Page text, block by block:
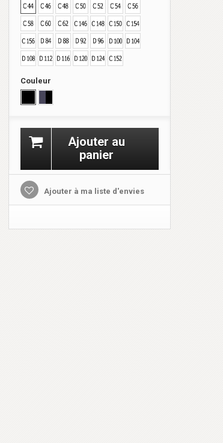
Couleur
Ajouter au
panier
Ajouter à ma liste d'envies